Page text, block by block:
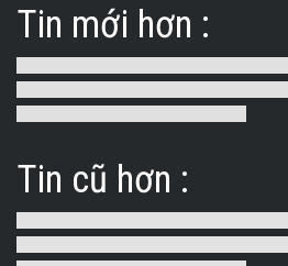
Tin mới hơn :
Tin cũ hơn :